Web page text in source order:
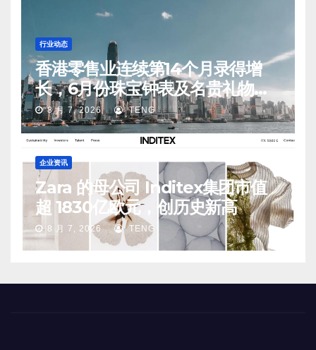
行业动态
香港零售业连续第14个月录得增
长，6月份珠宝钟表及名贵礼物销
售同比升20.1%
8 月 7, 2026 TENG
企业资讯
Zara 的母公司 Inditex集团市值
超 1830亿欧元，创历史新高
8 月 7, 2026 TENG